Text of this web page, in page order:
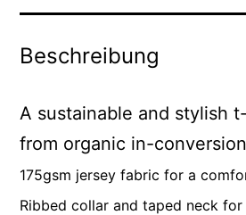
Beschreibung
A sustainable and stylish
from organic in-
175gsm jersey fabric for a
Ribbed collar and taped neck